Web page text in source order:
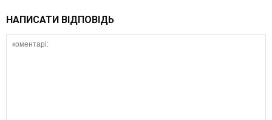
НАПИСАТИ ВІДПОВІДЬ